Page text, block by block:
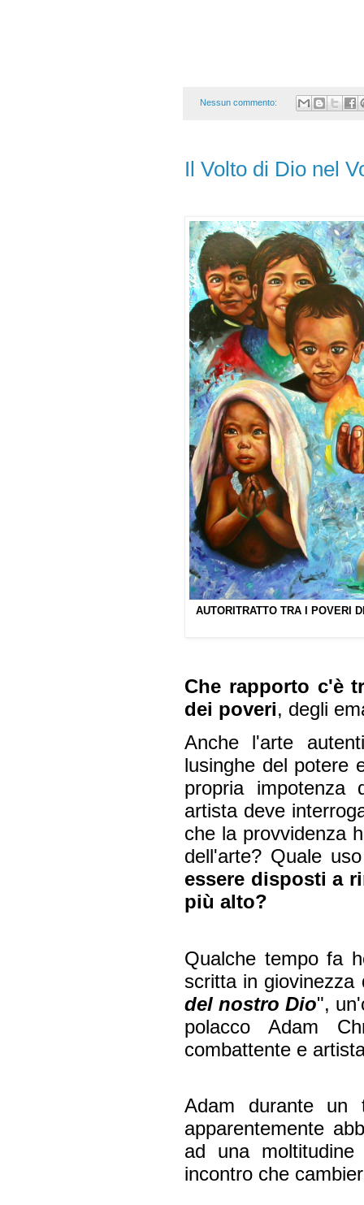
Nessun commento:
Il Volto di Dio nel
AUTORITRATTO TRA I
Che rapporto c'è
dei poveri, degli
Anche l'arte
lusinghe del potere
propria impotenza
artista deve
che la provvidenza
dell'arte? Quale
essere disposti a
più alto?
Qualche tempo fa
scritta in
del nostro Dio",
polacco Adam
combattente e
Adam durante un
apparentemente
ad una
incontro che